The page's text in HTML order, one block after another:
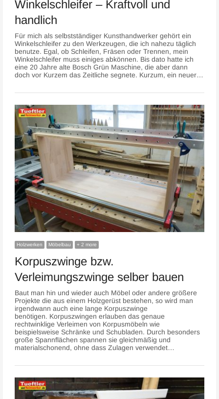
Winkelschleifer – Kraftvoll und
handlich
Für mich als selbstständiger Kunsthandwerker gehört ein
Winkelschleifer zu den Werkzeugen, die ich nahezu täglich
benutze. Egal, ob Schleifen, Fräsen oder Trennen, mein
Winkelschleifer muss einiges abkönnen. Bis dato hatte ich
eine 20 Jahre alte Bosch Grün Maschine, die aber dann
doch vor Kurzem das Zeitliche segnete. Kurzum, ein neuer…
Holzwerken Möbelbau + 2 more
Korpuszwinge bzw.
Verleimungszwinge selber bauen
Baut man hin und wieder auch Möbel oder andere größere
Projekte die aus einem Holzgerüst bestehen, so wird man
irgendwann auch eine lange Korpuszwinge
benötigen. Korpuszwingen erlauben das genaue
rechtwinklige Verleimen von Korpusmöbeln wie
beispielsweise Schränke und Schubladen. Durch besonders
große Spannflächen spannen sie gleichmäßig und
materialschonend, ohne dass Zulagen verwendet…